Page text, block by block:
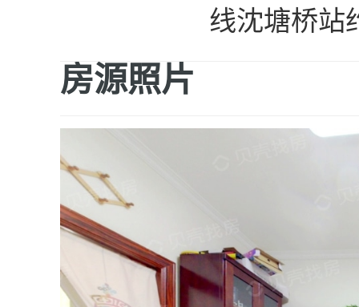
线沈塘桥站
房源照片